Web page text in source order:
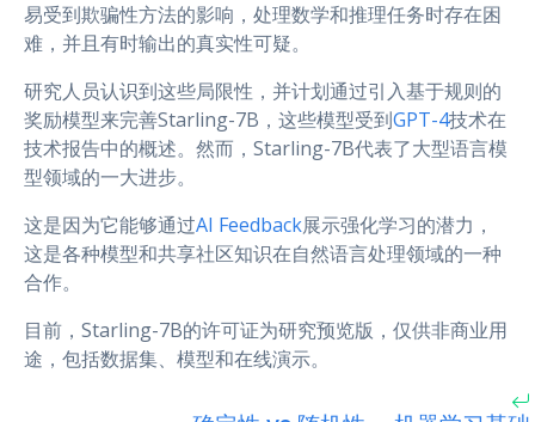
易受到欺骗性方法的影响，处理数学和推理任务时存在困
难，并且有时输出的真实性可疑。
研究人员认识到这些局限性，并计划通过引入基于规则的
奖励模型来完善Starling-7B，这些模型受到GPT-4技术在
技术报告中的概述。然而，Starling-7B代表了大型语言模
型领域的一大进步。
这是因为它能够通过AI Feedback展示强化学习的潜力，
这是各种模型和共享社区知识在自然语言处理领域的一种
合作。
目前，Starling-7B的许可证为研究预览版，仅供非商业用
途，包括数据集、模型和在线演示。